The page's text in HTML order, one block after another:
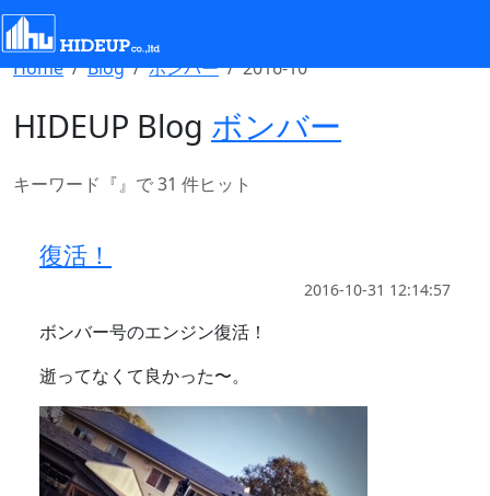
Home Blog ボンバー 2016-10
HIDEUP Blog ボンバー
キーワード『』で 31 件ヒット
復活！
2016-10-31 12:14:57
ボンバー号のエンジン復活！
逝ってなくて良かった〜。